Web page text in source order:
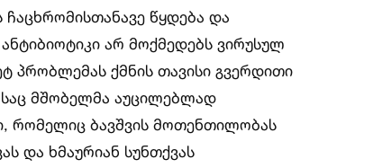
წყდება და
არ მოქმედებს ვირუსულ
პრობლემას ქმნის თავისი გვერდითი
მშობელმა აუცილებლად
რომელიც ბავშვის მოთენთილობას
და ხმაურიან სუნთქვას